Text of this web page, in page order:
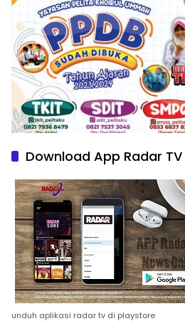
Download App Radar TV
unduh aplikasi radar tv di playstore